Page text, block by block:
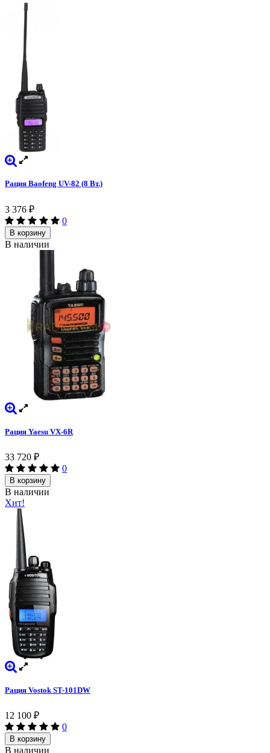
Рация Baofeng UV-82 (8 Вт.)
3 376 ₽
0
В корзину
В наличии
Рация Yaesu VX-6R
33 720 ₽
0
В корзину
В наличии
Хит!
Рация Vostok ST-101DW
12 100 ₽
0
В корзину
В наличии